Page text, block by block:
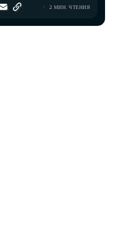
2 МИН. ЧТЕНИЯ